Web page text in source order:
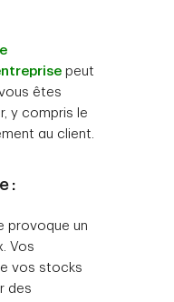
peut
êtes
y compris le
au client.
:
provoque un
Vos
vos stocks
des